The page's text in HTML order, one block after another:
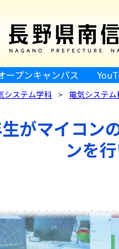
ープンキャンパス
システム学科 電気システ
がマイコン
ンを